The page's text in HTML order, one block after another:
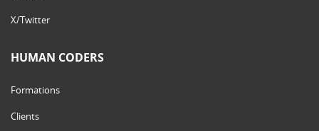
X/Twitter
HUMAN CODERS
Formations
Clients